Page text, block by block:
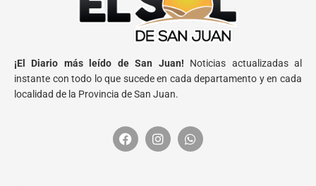
¡El Diario más leído de San Juan! Noticias actualizadas al
instante con todo lo que sucede en cada departamento y en cada
localidad de la Provincia de San Juan.